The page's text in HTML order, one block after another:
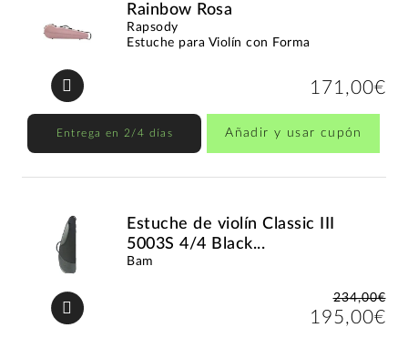
Rainbow Rosa
Rapsody
Estuche para Violín con Forma
171,00€
Entrega en 2/4 días Añadir y usar cupón
Estuche de violín Classic III
5003S 4/4 Black...
Bam
234,00€
195,00€